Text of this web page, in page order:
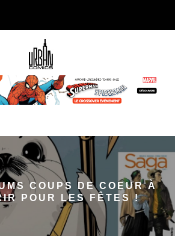
COUPS DE COEUR À
POUR LES FÊTES !